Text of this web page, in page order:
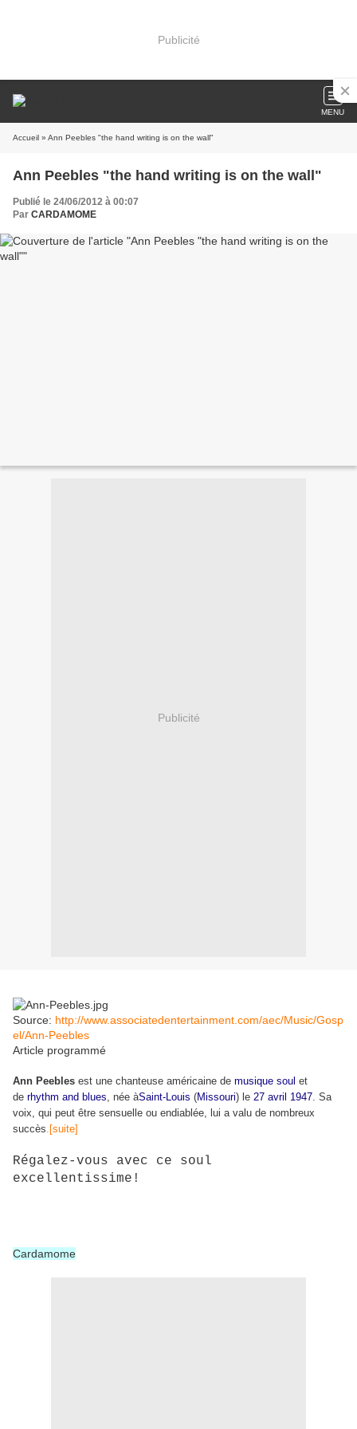
Publicité
MENU
Accueil » Ann Peebles "the hand writing is on the wall"
Ann Peebles "the hand writing is on the wall"
Publié le 24/06/2012 à 00:07
Par CARDAMOME
Publicité
Source: http://www.associatedentertainment.com/aec/Music/Gosp
el/Ann-Peebles
Article programmé
Ann Peebles est une chanteuse américaine de musique soul et
de rhythm and blues, née àSaint-Louis (Missouri) le 27 avril 1947. Sa
voix, qui peut être sensuelle ou endiablée, lui a valu de nombreux
succès.[suite]
Régalez-vous avec ce soul
excellentissime!
Cardamome